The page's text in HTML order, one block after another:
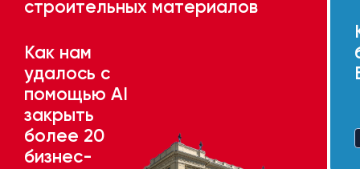
строительных материалов
Как нам
удалось с
помощью AI
закрыть
более 20
бизнес-